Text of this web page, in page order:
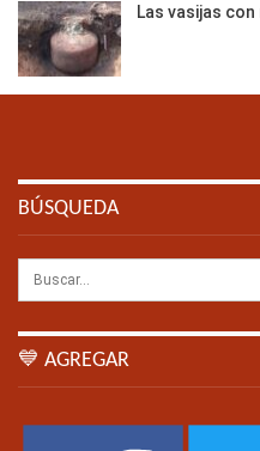
Las vasijas
BÚSQUEDA
💙 AGREGAR